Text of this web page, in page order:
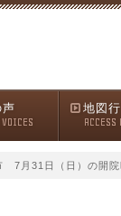
声 地図
ACCESS
7月31日（日）の開院